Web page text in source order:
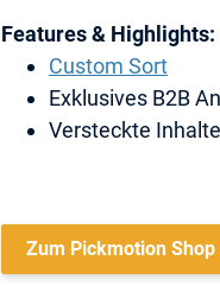
Features & Highlights:
Custom Sort
Exklusives B2B
Versteckte Inhalte
Zum Pickmotion Shop